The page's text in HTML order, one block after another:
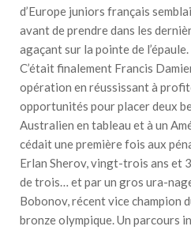
d’Europe juniors français
avant de prendre dans les
agaçant sur la pointe de l’épaule.
C’était finalement Francis
opération en réussissant à
opportunités pour placer deux
Australien en tableau et à un
cédait une première fois aux
Erlan Sherov, vingt-trois ans et
de trois… et par un gros ura-
Bobonov, récent vice champion
bronze olympique. Un parcours